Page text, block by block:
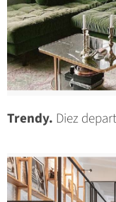
Trendy. Diez